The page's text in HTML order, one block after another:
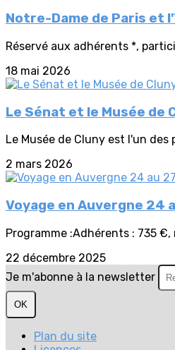
Notre-Dame de Paris et
Réservé aux adhérents *,
18 mai 2026
Le Sénat et le Musée de
Le Musée de Cluny est l'un
2 mars 2026
Voyage en Auvergne 24
Programme :Adhérents : 735
22 décembre 2025
Je m'abonne à la newsletter
OK
Plan du site